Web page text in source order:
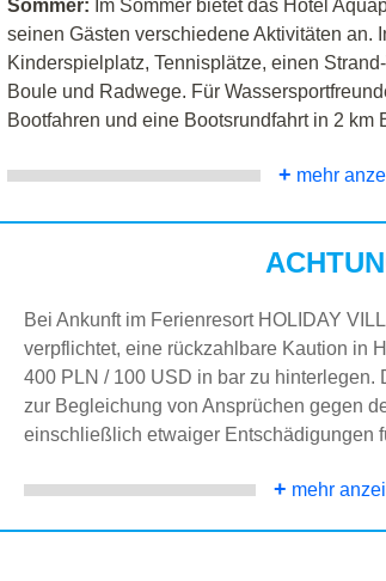
Sommer: Im Sommer bietet das Hotel
seinen Gästen verschiedene Aktivitäten an.
Kinderspielplatz, Tennisplätze, einen
Boule und Radwege. Für
Bootfahren und eine Bootsrundfahrt in 2 km
+ mehr
Bei Ankunft im Ferienresort HOLIDAY
verpflichtet, eine rückzahlbare Kaution in
400 PLN / 100 USD in bar zu hinterlegen.
zur Begleichung von Ansprüchen gegen
einschließlich etwaiger Entschädigungen
+ mehr